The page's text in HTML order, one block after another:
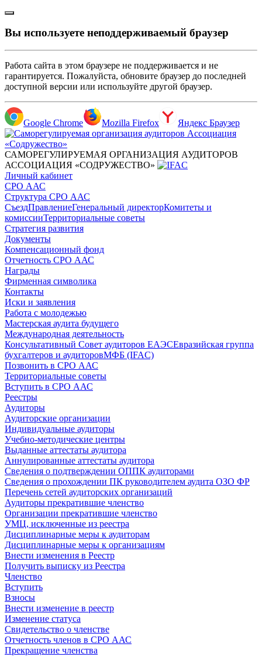
Вы используете неподдерживаемый браузер
Работа сайта в этом браузере не поддерживается и не
гарантируется. Пожалуйста, обновите браузер до последней
доступной версии или используйте другой браузер.
Google Chrome Mozilla Firefox Яндекс Браузер
САМОРЕГУЛИРУЕМАЯ ОРГАНИЗАЦИЯ АУДИТОРОВ
АССОЦИАЦИЯ «СОДРУЖЕСТВО»
Личный кабинет
СРО ААС
Структура СРО ААС
СъездПравлениеГенеральный директорКомитеты и
комиссииТерриториальные советы
Стратегия развития
Документы
Компенсационный фонд
Отчетность СРО ААС
Награды
Фирменная символика
Контакты
Иски и заявления
Работа с молодежью
Мастерская аудита будущего
Международная деятельность
Консультативный Совет аудиторов ЕАЭСЕвразийская группа
бухгалтеров и аудиторовМФБ (IFAC)
Позвонить в СРО ААС
Территориальные советы
Вступить в СРО ААС
Реестры
Аудиторы
Аудиторские организации
Индивидуальные аудиторы
Учебно-методические центры
Выданные аттестаты аудитора
Аннулированные аттестаты аудитора
Сведения о подтверждении ОППК аудиторами
Сведения о прохождении ПК руководителем аудита ОЗО ФР
Перечень сетей аудиторских организаций
Аудиторы прекратившие членство
Организации прекратившие членство
УМЦ, исключенные из реестра
Дисциплинарные меры к аудиторам
Дисциплинарные меры к организациям
Внести изменения в Реестр
Получить выписку из Реестра
Членство
Вступить
Взносы
Внести изменение в реестр
Изменение статуса
Свидетельство о членстве
Отчетность членов в СРО ААС
Прекращение членства